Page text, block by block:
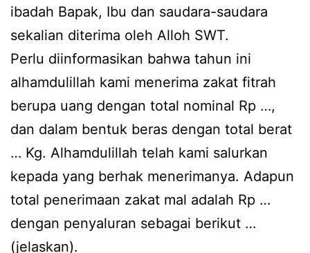
ibadah Bapak, Ibu dan saudara-saudara
sekalian diterima oleh Alloh SWT.
Perlu diinformasikan bahwa tahun ini
alhamdulillah kami menerima zakat fitrah
berupa uang dengan total nominal Rp …,
dan dalam bentuk beras dengan total berat
… Kg. Alhamdulillah telah kami salurkan
kepada yang berhak menerimanya. Adapun
total penerimaan zakat mal adalah Rp …
dengan penyaluran sebagai berikut …
(jelaskan).